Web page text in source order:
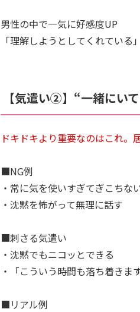
男性の中で一気に好感度UP
「理解しようとしてくれている
【気遣い②】“一緒にい
ドキドキより重要なのはこれ。
■NG例
・常に気を使いすぎてぎこちな
・沈黙を怖がって無理に話す
■刺さる気遣い
・沈黙でもニコッとできる
・「こういう時間も落ち着きま
■リアル例